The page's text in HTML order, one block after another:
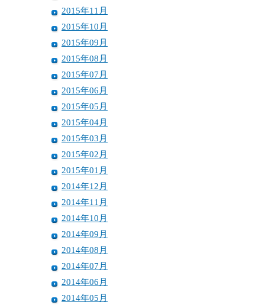
2015年11月
2015年10月
2015年09月
2015年08月
2015年07月
2015年06月
2015年05月
2015年04月
2015年03月
2015年02月
2015年01月
2014年12月
2014年11月
2014年10月
2014年09月
2014年08月
2014年07月
2014年06月
2014年05月